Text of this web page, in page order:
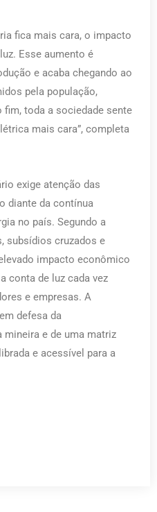
fica mais cara, o impacto
Esse aumento é
e acaba chegando ao
pela população,
toda a sociedade sente
mais cara”, completa
exige atenção das
diante da contínua
no país. Segundo a
subsídios cruzados e
impacto econômico
conta de luz cada vez
e empresas. A
defesa da
e de uma matriz
e acessível para a